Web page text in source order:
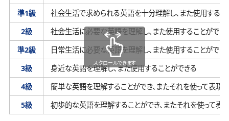
準1級
社会生活で求められる英語を十分理解し、 また使用するこ
2級
社会生活に必要な英語を理解し、 また使用することができ
準2級
日常生活に必要な英語を理解し、 また使用することができ
3級
身近な英語を理解し、また使用することができる
4級
簡単な英語を理解することができ、 またそれを使って表現
5級
初歩的な英語を理解することができ、 またそれを使って表
スクロールできます